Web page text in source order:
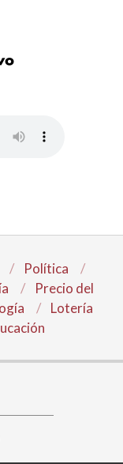
Política
Precio del
Lotería